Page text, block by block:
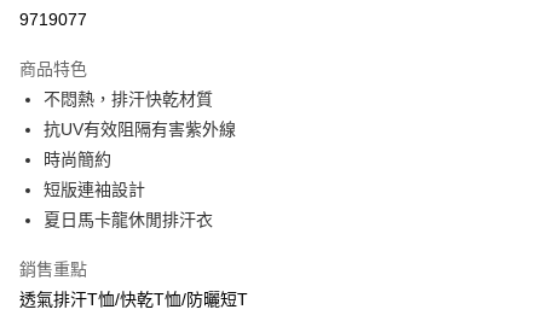
上海商業儲蓄銀行
臺灣中小企業銀行
匯豐（台灣）商業銀行
聯邦商業銀行
元大商業銀行
玉山商業銀行
台灣樂天信用卡公司
合作金庫商業銀行
上海商業儲蓄銀行
國泰世華商業銀行
匯豐（台灣）商業銀行
聯邦商業銀行
元大商業銀行
玉山商業銀行
台灣樂天信用卡公司
超商取貨付款
LINE Pay
Apple Pay
悠遊付
Google Pay
大哥付你分期
9719077
商品特色
不悶熱，排汗快乾材質
抗UV有效阻隔有害紫外線
時尚簡約
短版連袖設計
夏日馬卡龍休閒排汗衣
銷售重點
透氣排汗T恤/快乾T恤/防曬短T